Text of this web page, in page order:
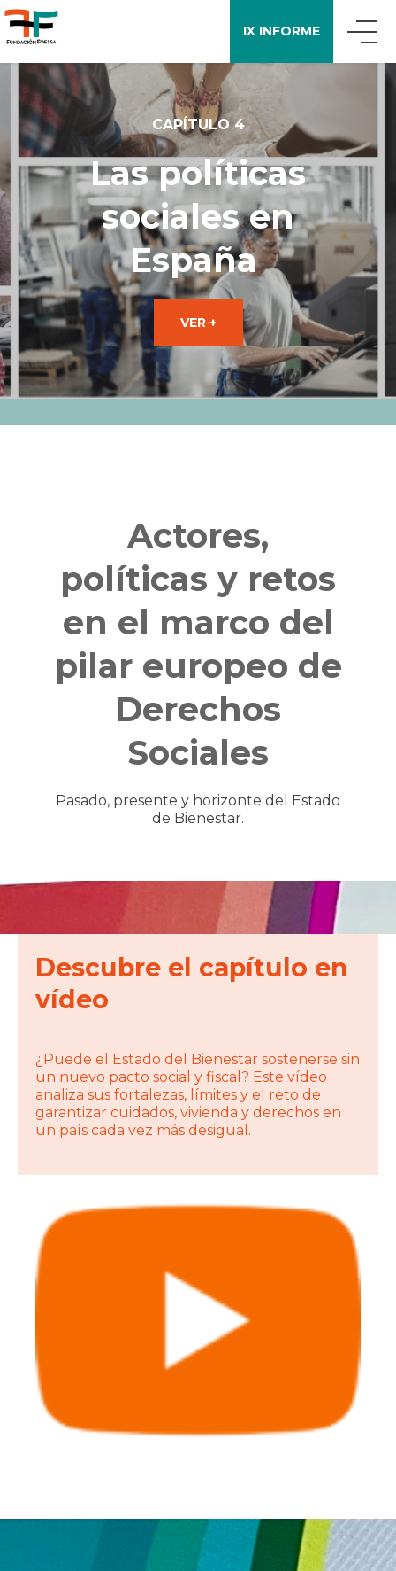
IX INFORME
QUIÉNES SOMOS
QUÉ DECIMOS
APOYO A LA INVESTIGACIÓN
ENCUESTA FOESSA
PUBLICACIONES
CAPÍTULO 4
Las políticas
sociales en
España
VER +
Actores,
políticas y retos
en el marco del
pilar europeo de
Derechos
Sociales
Pasado, presente y horizonte del Estado
de Bienestar.
Descubre el capítulo en
vídeo
¿Puede el Estado del Bienestar sostenerse sin
un nuevo pacto social y fiscal? Este vídeo
analiza sus fortalezas, límites y el reto de
garantizar cuidados, vivienda y derechos en
un país cada vez más desigual.